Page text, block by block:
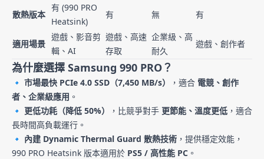
散熱版本
有 (990 PRO
Heatsink)
有 無 有
適用場景
遊戲、影音剪
輯、AI
遊戲、高速
存取
企業級、高
耐久
遊戲、創作者
為什麼選擇 Samsung 990 PRO？
🔹 市場最快 PCIe 4.0 SSD（7,450 MB/s） ，適合 電競、創作
者、企業級應用 。
🔹 更低功耗（降低 50%） ，比競爭對手 更節能、溫度更低 ，適合
長時間高負載運行。
🔹 內建 Dynamic Thermal Guard 散熱技術 ，提供穩定效能，
990 PRO Heatsink 版本適用於 PS5 / 高性能 PC 。